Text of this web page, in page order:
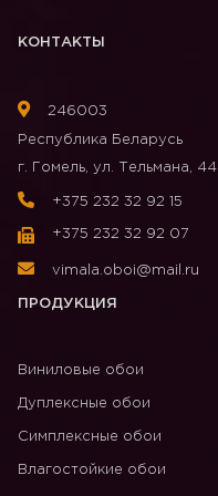
КОНТАКТЫ
246003
Республика Беларусь
г. Гомель, ул. Тельмана, 44
+375 232 32 92 15
+375 232 32 92 07
vimala.oboi@mail.ru
ПРОДУКЦИЯ
Виниловые обои
Дуплексные обои
Симплексные обои
Влагостойкие обои